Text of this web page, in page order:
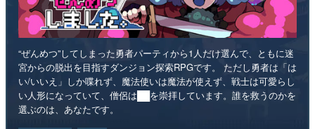
“ぜんめつ”してしまった勇者パーティから1人だけ選んで、ともに迷
宮からの脱出を目指すダンジョン探索RPGです。 ただし勇者は「は
い/いいえ」しか喋れず、魔法使いは魔法が使えず、戦士は可愛らし
い人形になっていて、僧侶は██を崇拝しています。誰を救うのかを
選ぶのは、あなたです。